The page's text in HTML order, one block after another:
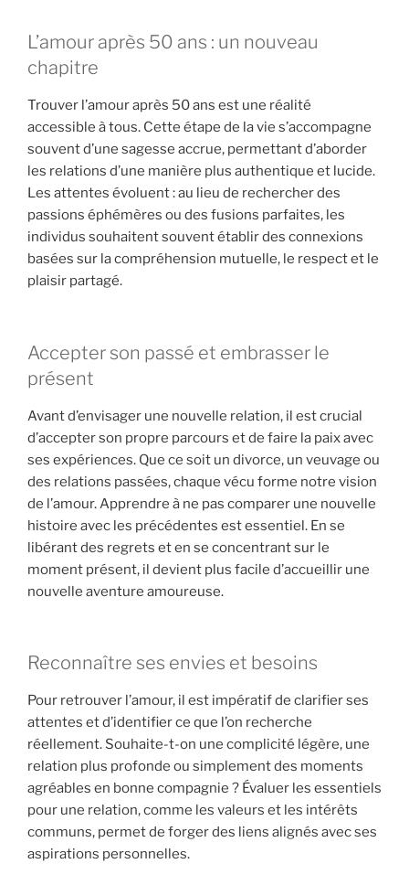
L’amour après 50 ans : un nouveau
chapitre
Trouver l’amour après 50 ans est une réalité
accessible à tous. Cette étape de la vie s’accompagne
souvent d’une sagesse accrue, permettant d’aborder
les relations d’une manière plus authentique et lucide.
Les attentes évoluent : au lieu de rechercher des
passions éphémères ou des fusions parfaites, les
individus souhaitent souvent établir des connexions
basées sur la compréhension mutuelle, le respect et le
plaisir partagé.
Accepter son passé et embrasser le
présent
Avant d’envisager une nouvelle relation, il est crucial
d’accepter son propre parcours et de faire la paix avec
ses expériences. Que ce soit un divorce, un veuvage ou
des relations passées, chaque vécu forme notre vision
de l’amour. Apprendre à ne pas comparer une nouvelle
histoire avec les précédentes est essentiel. En se
libérant des regrets et en se concentrant sur le
moment présent, il devient plus facile d’accueillir une
nouvelle aventure amoureuse.
Reconnaître ses envies et besoins
Pour retrouver l’amour, il est impératif de clarifier ses
attentes et d’identifier ce que l’on recherche
réellement. Souhaite-t-on une complicité légère, une
relation plus profonde ou simplement des moments
agréables en bonne compagnie ? Évaluer les essentiels
pour une relation, comme les valeurs et les intérêts
communs, permet de forger des liens alignés avec ses
aspirations personnelles.